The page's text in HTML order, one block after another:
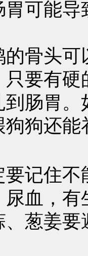
胃可能
的骨头
只要有
到肠胃
狗狗还能
要记住
尿血，有
、葱姜要